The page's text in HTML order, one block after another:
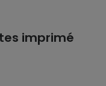
imprimé